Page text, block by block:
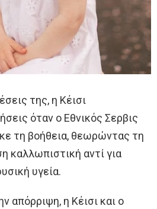
της, η Κέισι
όταν ο Εθνικός Σερβις
τη βοήθεια, θεωρώντας τη
καλλωπιστική αντί για
υγεία.
απόρριψη, η Κέισι και ο